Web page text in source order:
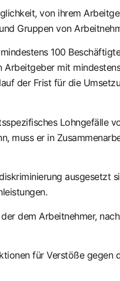
von ihrem
Gruppen von
100
mit
der Frist für die
Lohngefälle
muss er in
ausgesetzt
dem Arbeitnehmer,
für Verstöße gegen